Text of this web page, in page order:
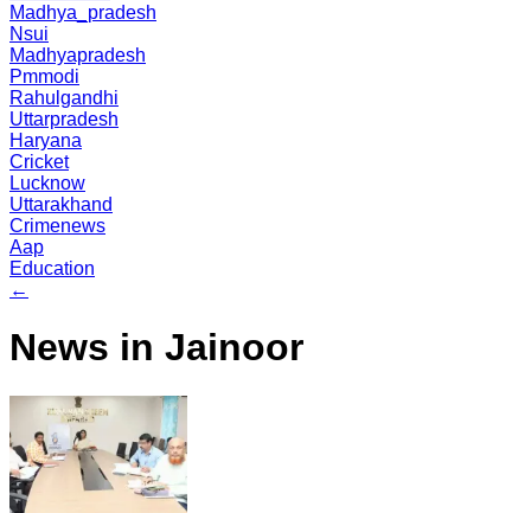
Madhya_pradesh
Nsui
Madhyapradesh
Pmmodi
Rahulgandhi
Uttarpradesh
Haryana
Cricket
Lucknow
Uttarakhand
Crimenews
Aap
Education
←
News in Jainoor